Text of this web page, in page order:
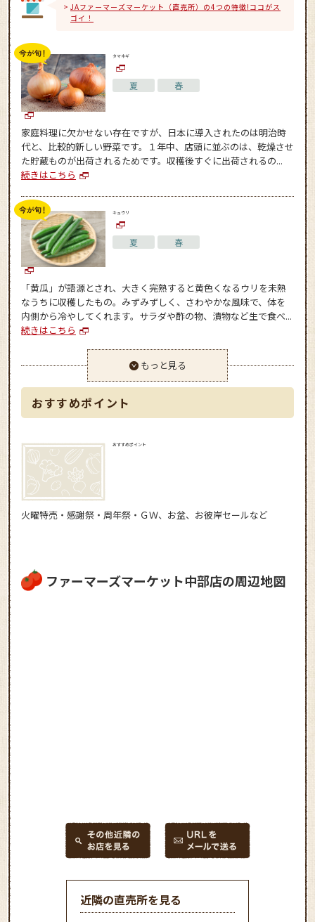
JAファーマーズマーケット（直売所）の4つの特徴!ココがス
ゴイ！
タマネギ
夏 春
家庭料理に欠かせない存在ですが、日本に導入されたのは明治時
代と、比較的新しい野菜です。１年中、店頭に並ぶのは、乾燥させ
た貯蔵ものが出荷されるためです。収穫後すぐに出荷されるの...
続きはこちら
キュウリ
夏 春
「黄瓜」が語源とされ、大きく完熟すると黄色くなるウリを未熟
なうちに収穫したもの。みずみずしく、さわやかな風味で、体を
内側から冷やしてくれます。サラダや酢の物、漬物など生で食べ...
続きはこちら
もっと見る
おすすめポイント
おすすめポイント
火曜特売・感謝祭・周年祭・ＧＷ、お盆、お彼岸セールなど
ファーマーズマーケット中部店の周辺地図
近隣の直売所を見る